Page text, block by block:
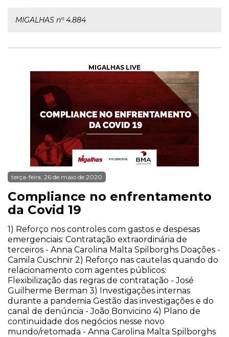
MIGALHAS nº 4.884
MIGALHAS LIVE
terça-feira, 26 de maio de 2020
Compliance no enfrentamento
da Covid 19
1) Reforço nos controles com gastos e despesas
emergenciais: Contratação extraordinária de
terceiros - Anna Carolina Malta Spilborghs Doações -
Camila Cuschnir 2) Reforço nas cautelas quando do
relacionamento com agentes públicos:
Flexibilização das regras de contratação - José
Guilherme Berman 3) Investigações internas
durante a pandemia Gestão das investigações e do
canal de denúncia - João Bonvicino 4) Plano de
continuidade dos negócios nesse novo
mundo/retomada - Anna Carolina Malta Spilborghs